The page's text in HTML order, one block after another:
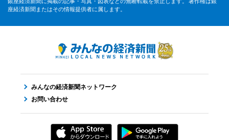
座経済新聞またはその情報提供者に属します。
みんなの経済新聞ネットワーク
お問い合わせ